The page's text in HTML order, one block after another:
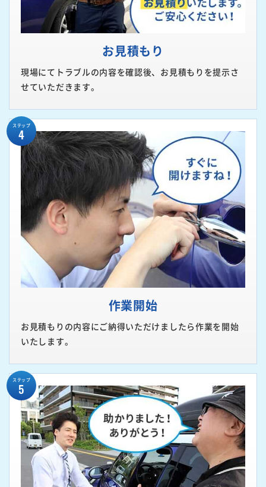
お見積もり
現場にてトラブルの内容を確認後、お見積もりを提示さ
せていただきます。
ステップ
4
作業開始
お見積もりの内容にご納得いただけましたら作業を開始
いたします。
ステップ
5